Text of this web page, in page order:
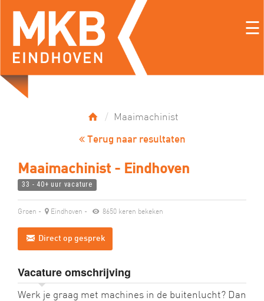
☰
Maaimachinist
Terug naar resultaten
Maaimachinist - Eindhoven
33 - 40+ uur vacature
Groen - Eindhoven - 8650 keren bekeken
Direct op gesprek
Vacature omschrijving
Werk je graag met machines in de buitenlucht? Dan